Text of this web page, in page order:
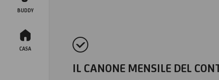
BUDDY
CASA
IL CANONE MENSILE DEL